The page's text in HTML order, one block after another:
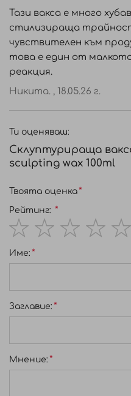
Тази вакса е много
стилизираща
чувствителен към
това е един от
реакция.
Никита. , 18.05.26 г.
Ти оценяваш:
Склуптурираща
sculpting wax 100ml
Твоята оценка
Рейтинг:
star
stars
stars
stars
stars
Име:
Заглавиe:
Мнение: